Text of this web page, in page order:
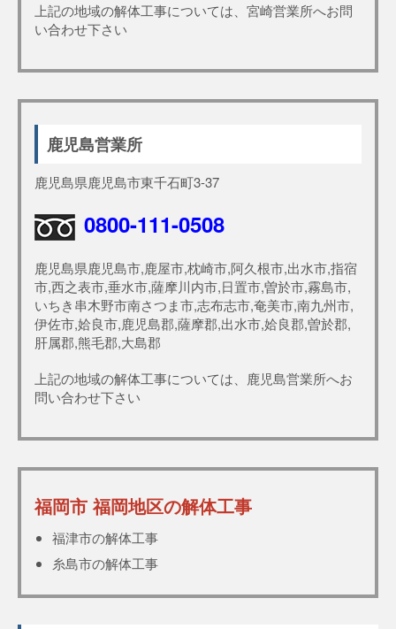
上記の地域の解体工事については、宮崎営業所へお問
い合わせ下さい
鹿児島営業所
鹿児島県鹿児島市東千石町3-37
0800-111-0508
鹿児島県鹿児島市,鹿屋市,枕崎市,阿久根市,出水市,指宿
市,西之表市,垂水市,薩摩川内市,日置市,曽於市,霧島市,
いちき串木野市南さつま市,志布志市,奄美市,南九州市,
伊佐市,姶良市,鹿児島郡,薩摩郡,出水市,姶良郡,曽於郡,
肝属郡,熊毛郡,大島郡
上記の地域の解体工事については、鹿児島営業所へお
問い合わせ下さい
福岡市 福岡地区の解体工事
福津市の解体工事
糸島市の解体工事